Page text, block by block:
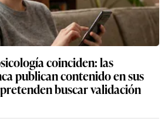
coinciden: las
publican contenido en sus
buscar validación